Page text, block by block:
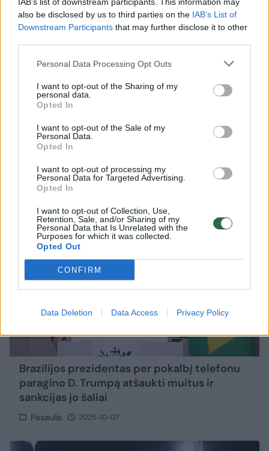
also be disclosed by us to third parties on the IAB’s List of
Downstream Participants that may further disclose it to other
Personal Data Processing Opt Outs
I want to opt-out of the Sharing of my
personal data.
Opted In
I want to opt-out of the Sale of my
Personal Data.
Opted In
I want to opt-out of processing my
Personal Data for Targeted Advertising.
Opted In
I want to opt-out of Collection, Use,
Retention, Sale, and/or Sharing of my
Personal Data that Is Unrelated with the
Purposes for which it was collected.
Opted Out
CONFIRM
Data Deletion Data Access Privacy Policy
kitąmet sieksiantis ketvirtosios kadencijos
Pasaulis
Brazilijos prezidentas per pokalbį telefonu
paragino D. Trumpą atšaukti muitus ir
sankcijas jo šaliai
Pasaulis 2025-10-07